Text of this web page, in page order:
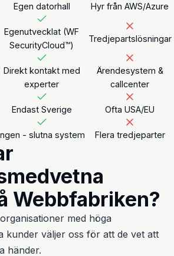
Egen datorhall
Hyr från AWS/Azure
Egenutvecklat (WF
SecurityCloud™)
Tredjepartslösningar
Direkt kontakt med
experter
Ärendesystem &
callcenter
Endast Sverige
Ofta USA/EU
- slutna system
Flera tredjeparter
Webbfabriken?
med höga
kunder väljer oss för att de vet att
händer.